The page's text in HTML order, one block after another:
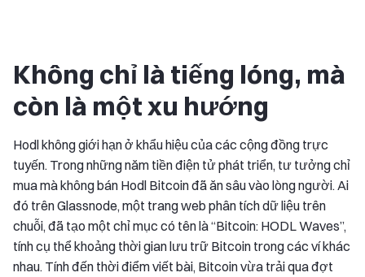
Không chỉ là tiếng lóng, mà
còn là một xu hướng
Hodl không giới hạn ở khẩu hiệu của các cộng đồng trực
tuyến. Trong những năm tiền điện tử phát triển, tư tưởng chỉ
mua mà không bán Hodl Bitcoin đã ăn sâu vào lòng người. Ai
đó trên Glassnode, một trang web phân tích dữ liệu trên
chuỗi, đã tạo một chỉ mục có tên là “Bitcoin: HODL Waves”,
tính cụ thể khoảng thời gian lưu trữ Bitcoin trong các ví khác
nhau. Tính đến thời điểm viết bài, Bitcoin vừa trải qua đợt